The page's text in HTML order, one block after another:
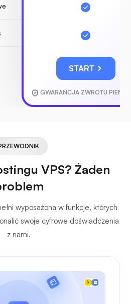
START
GWARANCJA ZWROTU
VPS? Żaden
wyposażona w funkcje, których
swoje cyfrowe doświadczenia
z nami.